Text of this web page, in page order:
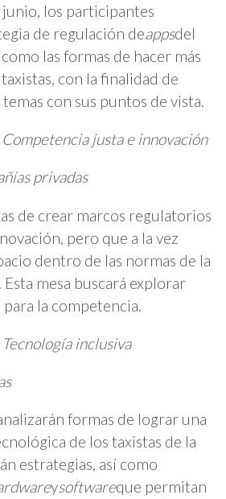
junio, los participantes
de regulación deappsdel
las formas de hacer más
con la finalidad de
con sus puntos de vista.
justa e innovación
privadas
de crear marcos regulatorios
pero que a la vez
dentro de las normas de la
mesa buscará explorar
la competencia.
inclusiva
formas de lograr una
de los taxistas de la
estrategias, así como
ysoftwareque permitan